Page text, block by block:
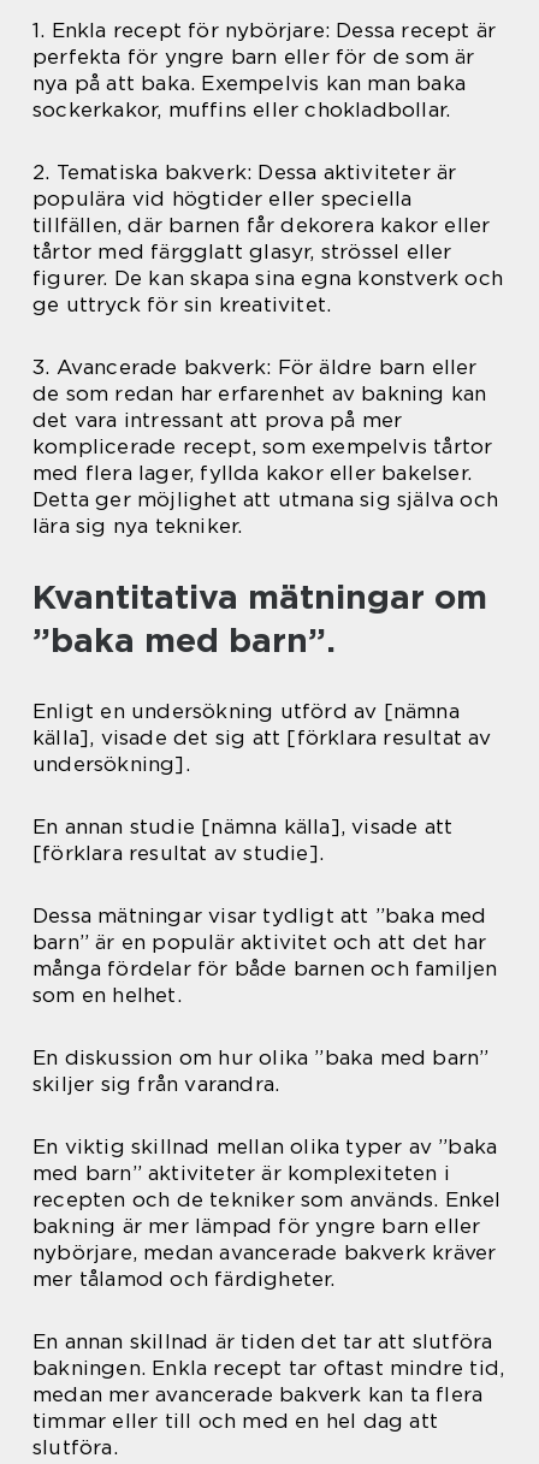
1. Enkla recept för nybörjare: Dessa recept är
perfekta för yngre barn eller för de som är
nya på att baka. Exempelvis kan man baka
sockerkakor, muffins eller chokladbollar.
2. Tematiska bakverk: Dessa aktiviteter är
populära vid högtider eller speciella
tillfällen, där barnen får dekorera kakor eller
tårtor med färgglatt glasyr, strössel eller
figurer. De kan skapa sina egna konstverk och
ge uttryck för sin kreativitet.
3. Avancerade bakverk: För äldre barn eller
de som redan har erfarenhet av bakning kan
det vara intressant att prova på mer
komplicerade recept, som exempelvis tårtor
med flera lager, fyllda kakor eller bakelser.
Detta ger möjlighet att utmana sig själva och
lära sig nya tekniker.
Kvantitativa mätningar om
”baka med barn”.
Enligt en undersökning utförd av [nämna
källa], visade det sig att [förklara resultat av
undersökning].
En annan studie [nämna källa], visade att
[förklara resultat av studie].
Dessa mätningar visar tydligt att ”baka med
barn” är en populär aktivitet och att det har
många fördelar för både barnen och familjen
som en helhet.
En diskussion om hur olika ”baka med barn”
skiljer sig från varandra.
En viktig skillnad mellan olika typer av ”baka
med barn” aktiviteter är komplexiteten i
recepten och de tekniker som används. Enkel
bakning är mer lämpad för yngre barn eller
nybörjare, medan avancerade bakverk kräver
mer tålamod och färdigheter.
En annan skillnad är tiden det tar att slutföra
bakningen. Enkla recept tar oftast mindre tid,
medan mer avancerade bakverk kan ta flera
timmar eller till och med en hel dag att
slutföra.